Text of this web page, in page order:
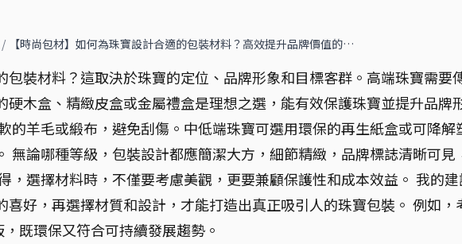
/ 【時尚包材】如何為珠寶設計合適的包裝材料？高效提升品牌價值的…
包裝材料？這取決於珠寶的定位、品牌形象和目標客群。高端珠寶需要
硬木盒、精緻皮盒或金屬禮盒是理想之選，能有效保護珠寶並提升品牌
的羊毛或緞布，避免刮傷。中低端珠寶可選用環保的再生紙盒或可降解
無論哪種等級，包裝設計都應簡潔大方，細節精緻，品牌標誌清晰可見
，選擇材料時，不僅要考慮美觀，更要兼顧保護性和成本效益。 我的
喜好，再選擇材質和設計，才能打造出真正吸引人的珠寶包裝。 例如，
既環保又符合可持續發展趨勢。